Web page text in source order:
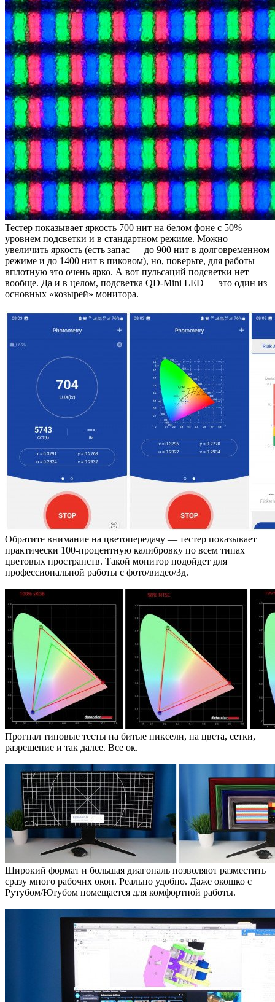
Тестер показывает яркость 700 нит на белом фоне с 50%
уровнем подсветки и в стандартном режиме. Можно
увеличить яркость (есть запас — до 900 нит в долговременном
режиме и до 1400 нит в пиковом), но, поверьте, для работы
вплотную это очень ярко. А вот пульсаций подсветки нет
вообще. Да и в целом, подсветка QD-Mini LED — это один из
основных «козырей» монитора.
Обратите внимание на цветопередачу — тестер показывает
практически 100-процентную калибровку по всем типах
цветовых пространств. Такой монитор подойдет для
профессиональной работы с фото/видео/3д.
Прогнал типовые тесты на битые пиксели, на цвета, сетки,
разрешение и так далее. Все ок.
Широкий формат и большая диагональ позволяют разместить
сразу много рабочих окон. Реально удобно. Даже окошко с
Рутубом/Ютубом помещается для комфортной работы.